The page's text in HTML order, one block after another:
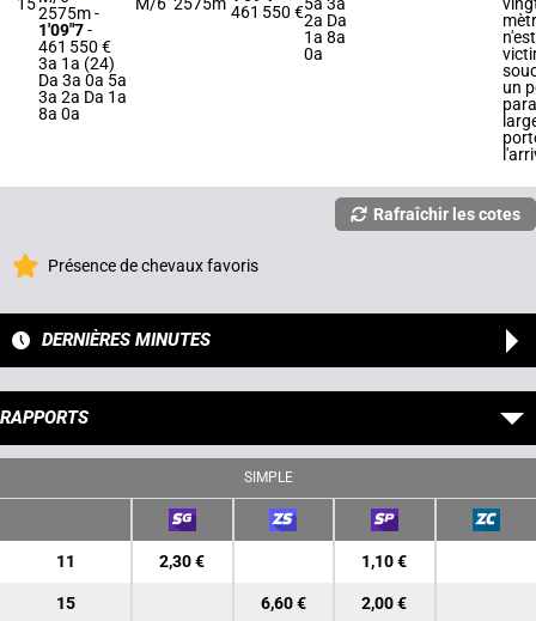
2575m-
1'09"7-
461 550 €
3a 1a (24)
Da 3a 0a 5a
3a 2a Da 1a
8a 0a
461 550 €2a Da
1a 8a
0a
un
Rafraîchir les cotes
Présence de chevaux favoris
DERNIÈRES MINUTES
RAPPORTS
SIMPLE
11 2,30 € 1,10 €
15 6,60 € 2,00 €